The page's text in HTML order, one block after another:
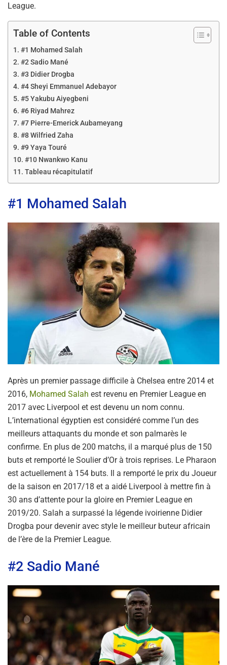
League.
Table of Contents
#1 Mohamed Salah
#2 Sadio Mané
#3 Didier Drogba
#4 Sheyi Emmanuel Adebayor
#5 Yakubu Aiyegbeni
#6 Riyad Mahrez
#7 Pierre-Emerick Aubameyang
#8 Wilfried Zaha
#9 Yaya Touré
#10 Nwankwo Kanu
Tableau récapitulatif
#1 Mohamed Salah
Après un premier passage difficile à Chelsea entre 2014 et
2016, Mohamed Salah est revenu en Premier League en
2017 avec Liverpool et est devenu un nom connu.
L’international égyptien est considéré comme l’un des
meilleurs attaquants du monde et son palmarès le
confirme. En plus de 200 matchs, il a marqué plus de 150
buts et remporté le Soulier d’Or à trois reprises. Le Pharaon
est actuellement à 154 buts. Il a remporté le prix du Joueur
de la saison en 2017/18 et a aidé Liverpool à mettre fin à
30 ans d’attente pour la gloire en Premier League en
2019/20. Salah a surpassé la légende ivoirienne Didier
Drogba pour devenir avec style le meilleur buteur africain
de l’ère de la Premier League.
#2 Sadio Mané